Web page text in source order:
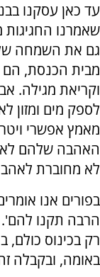
עד כאן עסקנו
שאמרנו
גם את השמחה של
מבית הכנסת, הם
וקריאת מגילה.
לספק מים ומזון
מאמץ אפשרי
האהבה שלהם
לא מחוברת
בפורים אנו
הרבה תקנו להם'.
רק בכינוס
באומה, ובקבלה